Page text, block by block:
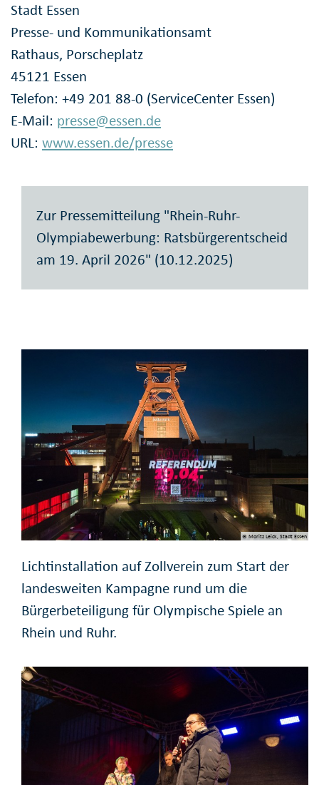
Stadt Essen
Presse- und Kommunikationsamt
Rathaus, Porscheplatz
45121 Essen
Telefon: +49 201 88-0 (ServiceCenter Essen)
E-Mail: presse@essen.de
URL: www.essen.de/presse
Zur Pressemitteilung "Rhein-Ruhr-
Olympiabewerbung: Ratsbürgerentscheid
am 19. April 2026" (10.12.2025)
© Moritz Leick, Stadt Essen
Lichtinstallation auf Zollverein zum Start der
landesweiten Kampagne rund um die
Bürgerbeteiligung für Olympische Spiele an
Rhein und Ruhr.